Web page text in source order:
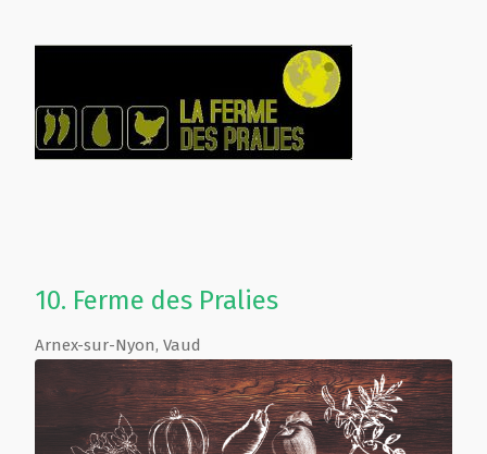
10. Ferme des Pralies
Arnex-sur-Nyon, Vaud